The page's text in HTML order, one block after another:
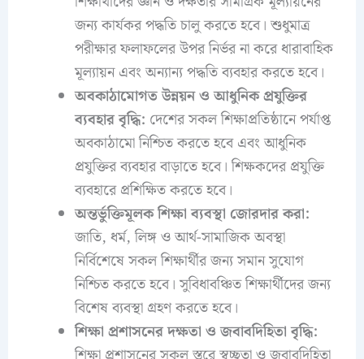
জন্য কার্যকর পদ্ধতি চালু করতে হবে। শুধুমাত্র
পরীক্ষার ফলাফলের উপর নির্ভর না করে ধারাবাহিক
মূল্যায়ন এবং অন্যান্য পদ্ধতি ব্যবহার করতে হবে।
অবকাঠামোগত উন্নয়ন ও আধুনিক প্রযুক্তির
ব্যবহার বৃদ্ধি: দেশের সকল শিক্ষাপ্রতিষ্ঠানে পর্যাপ্ত
অবকাঠামো নিশ্চিত করতে হবে এবং আধুনিক
প্রযুক্তির ব্যবহার বাড়াতে হবে। শিক্ষকদের প্রযুক্তি
ব্যবহারে প্রশিক্ষিত করতে হবে।
অন্তর্ভুক্তিমূলক শিক্ষা ব্যবস্থা জোরদার করা:
জাতি, ধর্ম, লিঙ্গ ও আর্থ-সামাজিক অবস্থা
নির্বিশেষে সকল শিক্ষার্থীর জন্য সমান সুযোগ
নিশ্চিত করতে হবে। সুবিধাবঞ্চিত শিক্ষার্থীদের জন্য
বিশেষ ব্যবস্থা গ্রহণ করতে হবে।
শিক্ষা প্রশাসনের দক্ষতা ও জবাবদিহিতা বৃদ্ধি: